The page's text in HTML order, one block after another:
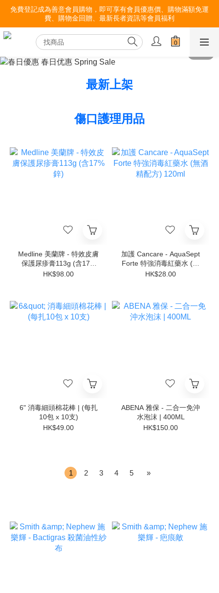
免費登記成為善意會員購物，即可享有會員優惠價、購物滿額免運
費、購物金回贈、最新長者資訊等會員福利
最新上架
傷口護理用品
Medline 美蘭牌 - 特效皮膚
保護尿疹膏113g (含17%
鋅)
HK$98.00
加護 Cancare - AquaSept
Forte 特強消毒紅藥水 (無
酒精配方) 120ml
HK$28.00
6" 消毒細頭棉花棒 | (每扎
10包 x 10支)
HK$49.00
ABENA 雅保 - 二合一免沖
水泡沫 | 400ML
HK$150.00
1 2 3 4 5 »